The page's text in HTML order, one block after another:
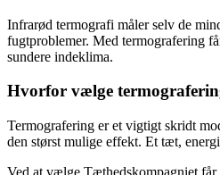
Infrarød termografi måler selv de
fugtproblemer. Med termografering
sundere indeklima.
Hvorfor vælge
Termografering er et vigtigt skridt
den størst mulige effekt. Et tæt,
Ved at vælge Tæthedskompagniet